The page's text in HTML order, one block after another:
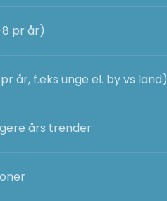
pr år)
år, f.eks unge el. by vs land)
års trender